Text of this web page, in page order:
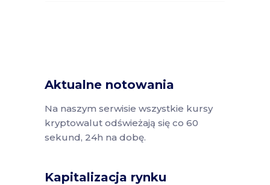
Aktualne notowania
Na naszym serwisie wszystkie kursy
kryptowalut odświeżają się co 60
sekund, 24h na dobę.
Kapitalizacja rynku